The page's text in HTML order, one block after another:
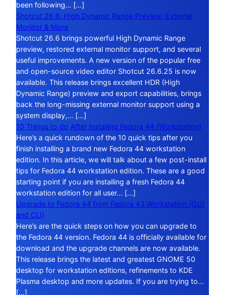
been following… […]
Shotcut 26.6: High Dynamic Range Preview, External
Monitor & More
Shotcut 26.6 brings powerful High Dynamic Range
preview, restored external monitor support, and several
useful improvements. A new version of the popular free
and open-source video editor Shotcut 26.6.25 is now
available. This release brings excellent HDR (High
Dynamic Range) preview and export capabilities, brings
back the long-missing external monitor support using a
system display,… […]
10 Things to do After Installing Fedora 44 (Workstation)
Here’s a quick rundown of the 10 quick tips after you
finish installing a brand new Fedora 44 workstation
edition. In this article, we will talk about a few post-install
tips for Fedora 44 workstation edition. These are a good
starting point if you are installing a fresh Fedora 44
workstation edition for all user… […]
Upgrade to Fedora 44 from Fedora 43 Workstation (GUI
and CLI)
Here’s are the quick steps on how you can upgrade to
the Fedora 44 version. Fedora 44 is officially available for
download and the upgrade channels are now available.
This release brings the latest and greatest GNOME 50
desktop for workstation editions, refinements to KDE
Plasma desktop and more updates. If you are trying to…
[…]